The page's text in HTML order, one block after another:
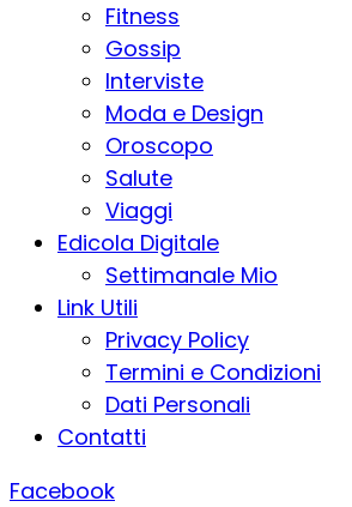
Fitness
Gossip
Interviste
Moda e Design
Oroscopo
Salute
Viaggi
Edicola Digitale
Settimanale Mio
Link Utili
Privacy Policy
Termini e Condizioni
Dati Personali
Contatti
Facebook